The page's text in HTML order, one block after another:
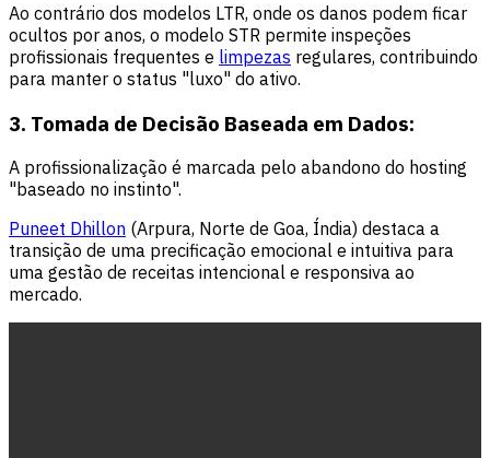
Ao contrário dos modelos LTR, onde os danos podem ficar
ocultos por anos, o modelo STR permite inspeções
profissionais frequentes e limpezas regulares, contribuindo
para manter o status "luxo" do ativo.
3. Tomada de Decisão Baseada em Dados:
A profissionalização é marcada pelo abandono do hosting
"baseado no instinto".
Puneet Dhillon (Arpura, Norte de Goa, Índia) destaca a
transição de uma precificação emocional e intuitiva para
uma gestão de receitas intencional e responsiva ao
mercado.